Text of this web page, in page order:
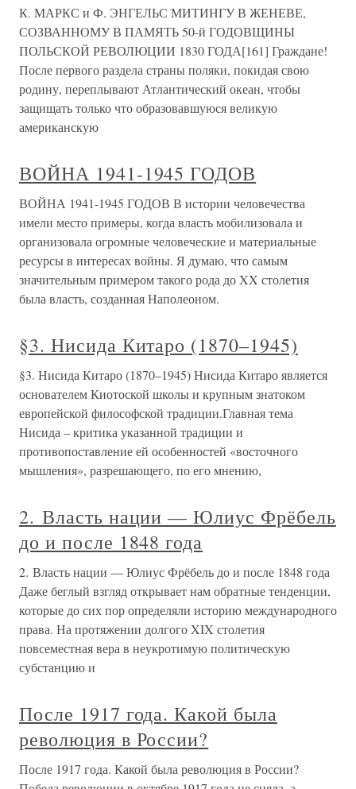
К. МАРКС и Ф. ЭНГЕЛЬС МИТИНГУ В ЖЕНЕВЕ,
СОЗВАННОМУ В ПАМЯТЬ 50-й ГОДОВЩИНЫ
ПОЛЬСКОЙ РЕВОЛЮЦИИ 1830 ГОДА[161] Граждане!
После первого раздела страны поляки, покидая свою
родину, переплывают Атлантический океан, чтобы
защищать только что образовавшуюся великую
американскую
ВОЙНА 1941-1945 ГОДОВ
ВОЙНА 1941-1945 ГОДОВ В истории человечества
имели место примеры, когда власть мобилизовала и
организовала огромные человеческие и материальные
ресурсы в интересах войны. Я думаю, что самым
значительным примером такого рода до XX столетия
была власть, созданная Наполеоном.
§3. Нисида Китаро (1870–1945)
§3. Нисида Китаро (1870–1945) Нисида Китаро является
основателем Киотоской школы и крупным знатоком
европейской философской традиции.Главная тема
Нисида – критика указанной традиции и
противопоставление ей особенностей «восточного
мышления», разрешающего, по его мнению,
2. Власть нации — Юлиус Фрёбель
до и после 1848 года
2. Власть нации — Юлиус Фрёбель до и после 1848 года
Даже беглый взгляд открывает нам обратные тенденции,
которые до сих пор определяли историю международного
права. На протяжении долгого XIX столетия
повсеместная вера в неукротимую политическую
субстанцию и
После 1917 года. Какой была
революция в России?
После 1917 года. Какой была революция в России?